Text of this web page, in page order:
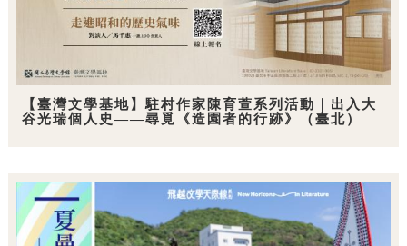
【臺灣文學基地】駐村作家陳育萱系列活動｜出入大
谷光瑞個人史——尋覓《造園者的行跡》（臺北）